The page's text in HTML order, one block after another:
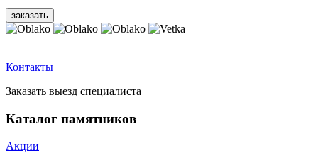
Контакты
Заказать выезд специалиста
Каталог памятников
Акции